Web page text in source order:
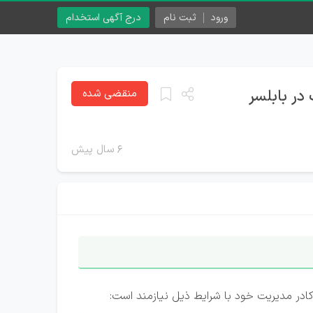
درج آگهی استخدام ورود ثبت نام
بابلسر
۶ سال پیش
منقضی شده
مدیریت خود با شرایط ذیل نیازمند‌ است: